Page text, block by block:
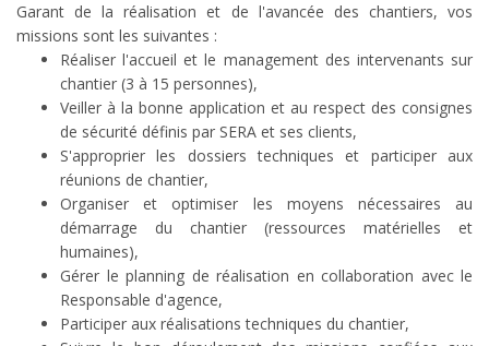
Garant de la réalisation et de l'avancée des chantiers, vos
missions sont les suivantes :
Réaliser l'accueil et le management des intervenants sur
chantier (3 à 15 personnes),
Veiller à la bonne application et au respect des consignes
de sécurité définis par SERA et ses clients,
S'approprier les dossiers techniques et participer aux
réunions de chantier,
Organiser et optimiser les moyens nécessaires au
démarrage du chantier (ressources matérielles et
humaines),
Gérer le planning de réalisation en collaboration avec le
Responsable d'agence,
Participer aux réalisations techniques du chantier,